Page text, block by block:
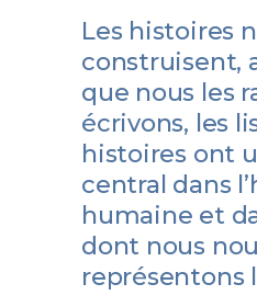
Les histoires
construisent,
que nous les
écrivons, les
histoires ont
central dans
humaine et
dont nous
représentons